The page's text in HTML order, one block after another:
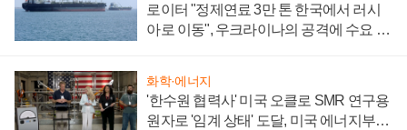
로이터 "정제연료 3만 톤 한국에서 러시
아로 이동", 우크라이나의 공격에 수요 늘
화학·에너지
'한수원 협력사' 미국 오클로 SMR 연구용
원자로 '임계 상태' 도달, 미국 에너지부